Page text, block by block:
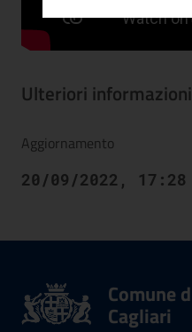
Ulteriori informazioni
Aggiornamento
20/09/2022, 17:28
Comune
Cagliari